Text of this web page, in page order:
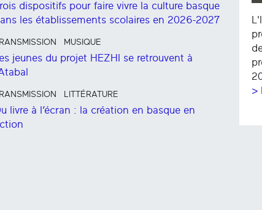
dispositifs pour faire vivre la culture basque
les établissements scolaires en 2026-2027
MUSIQUE
jeunes du projet HEZHI se retrouvent à
LITTÉRATURE
livre à l’écran : la création en basque en
>